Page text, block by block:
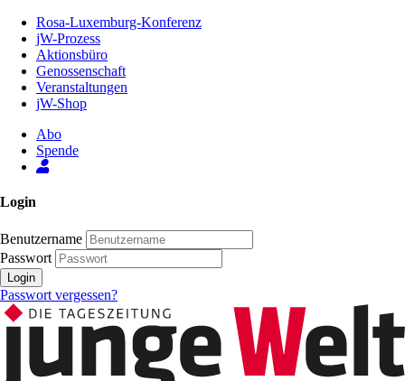
Inhalt
Seite
Rosa-Luxemburg-Konferenz
jW-Prozess
Aktionsbüro
Genossenschaft
Veranstaltungen
jW-Shop
Abo
Spende
Login
Benutzername
Passwort
Login
Passwort vergessen?